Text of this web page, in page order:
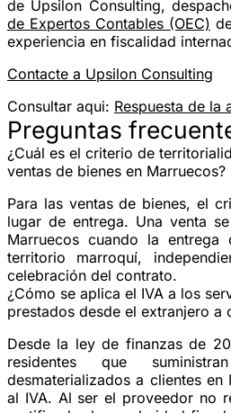
de Upsilon Consulting,
de Expertos Contables (OEC)
experiencia en fiscalidad
Contacte a Upsilon Consulting
Consultar aqui: Respuesta de la
Preguntas
¿Cuál es el criterio de
ventas de bienes en Marruecos?
Para las ventas de bienes, el
lugar de entrega. Una venta
Marruecos cuando la
territorio marroquí,
celebración del contrato.
¿Cómo se aplica el IVA a los
prestados desde el extranjero a
Desde la ley de finanzas de
residentes que
desmaterializados a clientes en
al IVA. Al ser el proveedor no